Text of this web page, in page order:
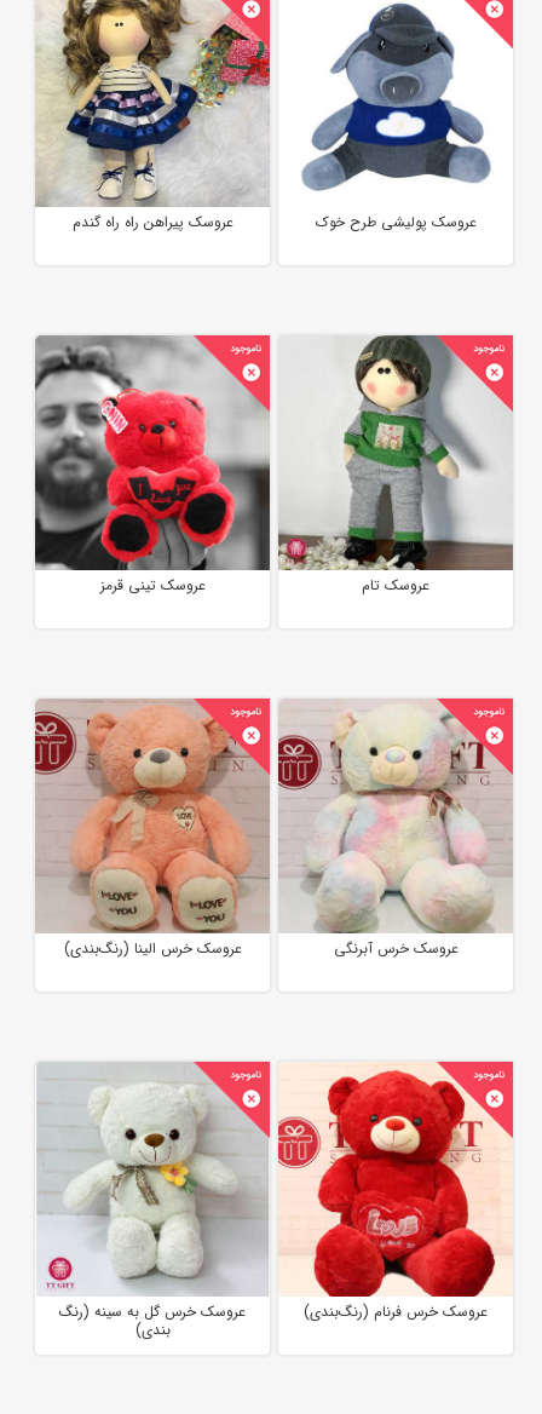
عروسک پولیشی طرح خوک عروسک پیراهن راه راه گندم
عروسک تام عروسک تینی قرمز
عروسک خرس آبرنگی عروسک خرس الینا (رنگ‌بندی)
عروسک خرس فرنام (رنگ‌بندی) عروسک خرس گل به سینه (رنگ
بندی)